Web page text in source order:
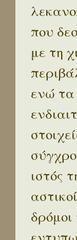
που
με τη
ενώ τα
ιστός